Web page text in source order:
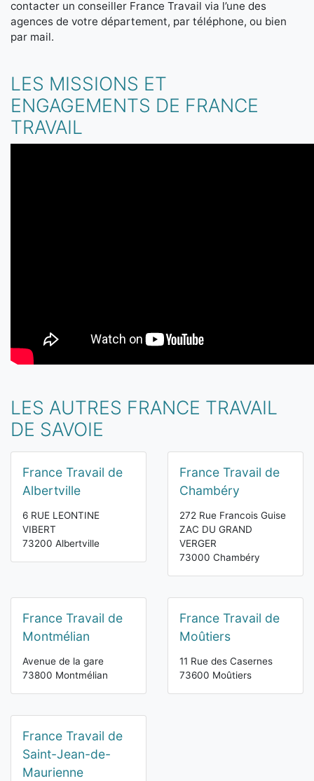
contacter un conseiller France Travail via l’une des
agences de votre département, par téléphone, ou bien
par mail.
LES MISSIONS ET
ENGAGEMENTS DE FRANCE
TRAVAIL
LES AUTRES FRANCE TRAVAIL
DE SAVOIE
France Travail de
Albertville
6 RUE LEONTINE
VIBERT
73200 Albertville
France Travail de
Chambéry
272 Rue Francois Guise
ZAC DU GRAND
VERGER
73000 Chambéry
France Travail de
Montmélian
Avenue de la gare
73800 Montmélian
France Travail de
Moûtiers
11 Rue des Casernes
73600 Moûtiers
France Travail de
Saint-Jean-de-
Maurienne